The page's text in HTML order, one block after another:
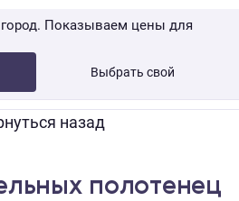
Показываем цены для
Выбрать свойРозница → WB
назад
полотенец